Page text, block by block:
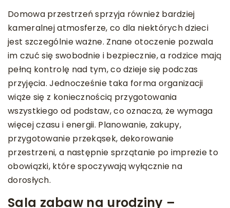
Domowa przestrzeń sprzyja również bardziej
kameralnej atmosferze, co dla niektórych dzieci
jest szczególnie ważne. Znane otoczenie pozwala
im czuć się swobodnie i bezpiecznie, a rodzice mają
pełną kontrolę nad tym, co dzieje się podczas
przyjęcia. Jednocześnie taka forma organizacji
wiąże się z koniecznością przygotowania
wszystkiego od podstaw, co oznacza, że wymaga
więcej czasu i energii. Planowanie, zakupy,
przygotowanie przekąsek, dekorowanie
przestrzeni, a następnie sprzątanie po imprezie to
obowiązki, które spoczywają wyłącznie na
dorosłych.
Sala zabaw na urodziny –